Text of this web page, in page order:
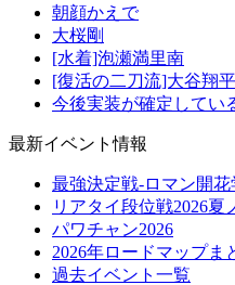
朝顔かえで
大桜剛
[水着]泡瀬満里南
[復活の二刀流]大谷翔平
今後実装が確定してい
最新イベント情報
最強決定戦-ロマン開花
リアタイ段位戦2026夏
パワチャン2026
2026年ロードマップま
過去イベント一覧